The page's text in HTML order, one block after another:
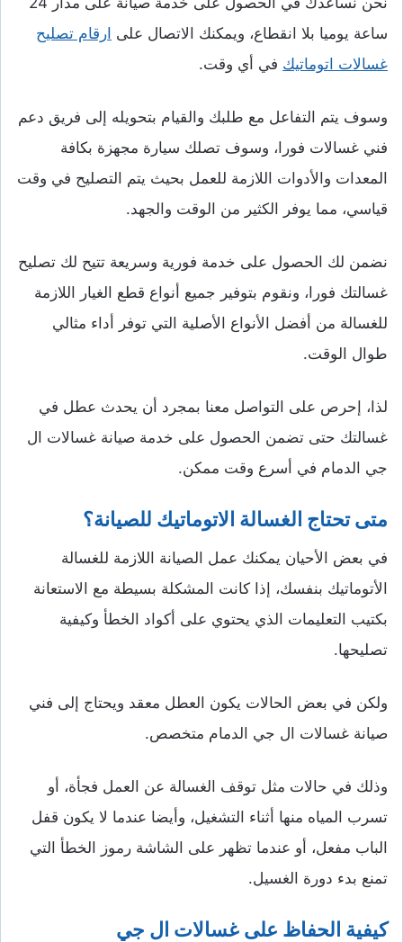
ساعة يوميا بلا انقطاع، ويمكنك الاتصال على ارقام تصليح
غسالات اتوماتيك في أي وقت.
وسوف يتم التفاعل مع طلبك والقيام بتحويله إلى فريق دعم
فني غسالات فورا، وسوف تصلك سيارة مجهزة بكافة
المعدات والأدوات اللازمة للعمل بحيث يتم التصليح في وقت
قياسي، مما يوفر الكثير من الوقت والجهد.
نضمن لك الحصول على خدمة فورية وسريعة تتيح لك تصليح
غسالتك فورا، ونقوم بتوفير جميع أنواع قطع الغيار اللازمة
للغسالة من أفضل الأنواع الأصلية التي توفر أداء مثالي
طوال الوقت.
لذا، إحرص على التواصل معنا بمجرد أن يحدث عطل في
غسالتك حتى تضمن الحصول على خدمة صيانة غسالات ال
جي الدمام في أسرع وقت ممكن.
متى تحتاج الغسالة الاتوماتيك للصيانة؟
في بعض الأحيان يمكنك عمل الصيانة اللازمة للغسالة
الأتوماتيك بنفسك، إذا كانت المشكلة بسيطة مع الاستعانة
بكتيب التعليمات الذي يحتوي على أكواد الخطأ وكيفية
تصليحها.
ولكن في بعض الحالات يكون العطل معقد ويحتاج إلى فني
صيانة غسالات ال جي الدمام متخصص.
وذلك في حالات مثل توقف الغسالة عن العمل فجأة، أو
تسرب المياه منها أثناء التشغيل، وأيضا عندما لا يكون قفل
الباب مفعل، أو عندما تظهر على الشاشة رموز الخطأ التي
تمنع بدء دورة الغسيل.
كيفية الحفاظ على غسالات ال جي